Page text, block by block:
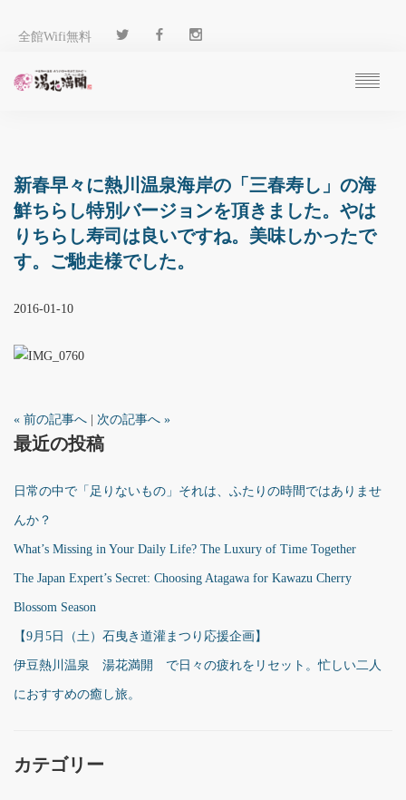
全館Wifi無料
客 室
温 泉
料 理
施 設
アクセス
ブログ
新春早々に熱川温泉海岸の「三春寿し」の海
鮮ちらし特別バージョンを頂きました。やは
りちらし寿司は良いですね。美味しかったで
す。ご馳走様でした。
2016-01-10
« 前の記事へ 次の記事へ »
最近の投稿
日常の中で「足りないもの」それは、ふたりの時間ではありませ
んか？
What’s Missing in Your Daily Life? The Luxury of Time Together
The Japan Expert’s Secret: Choosing Atagawa for Kawazu Cherry
Blossom Season
【9月5日（土）石曳き道灌まつり応援企画】
伊豆熱川温泉 湯花満開 で日々の疲れをリセット。忙しい二人
におすすめの癒し旅。
カテゴリー